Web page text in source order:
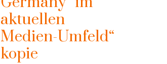
aktuellen
Medien-Umfeld“
kopie